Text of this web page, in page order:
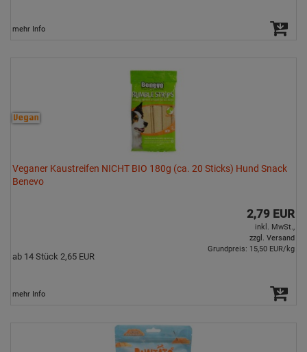
mehr Info
Veganer Kaustreifen NICHT BIO 180g (ca. 20 Sticks) Hund Snack
Benevo
2,79 EUR
inkl. MwSt.,
zzgl. Versand
ab 14 Stück 2,65 EUR
Grundpreis: 15,50 EUR/kg
mehr Info